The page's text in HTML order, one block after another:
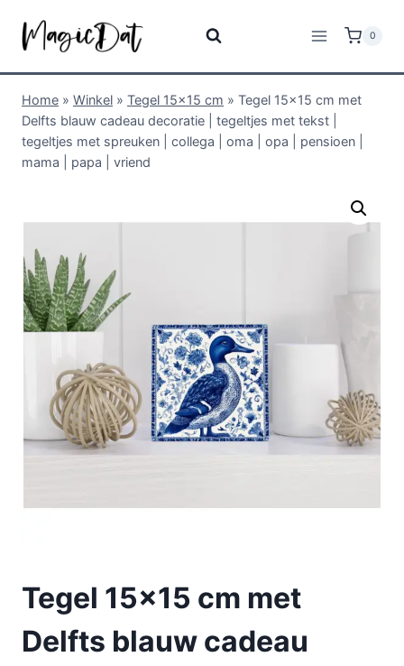
0
Home » Winkel » Tegel 15x15 cm » Tegel 15×15 cm met
Delfts blauw cadeau decoratie | tegeltjes met tekst |
tegeltjes met spreuken | collega | oma | opa | pensioen |
mama | papa | vriend
Tegel 15×15 cm met
Delfts blauw cadeau